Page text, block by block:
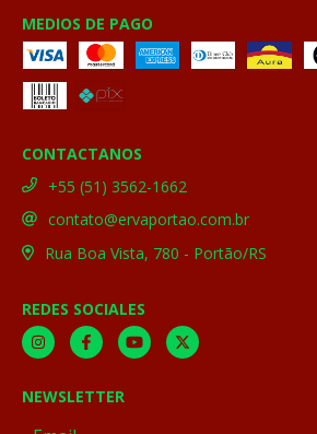
MEDIOS DE PAGO
CONTACTANOS
+55 (51) 3562-1662
contato@ervaportao.com.br
Rua Boa Vista, 780 - Portão/RS
REDES SOCIALES
NEWSLETTER